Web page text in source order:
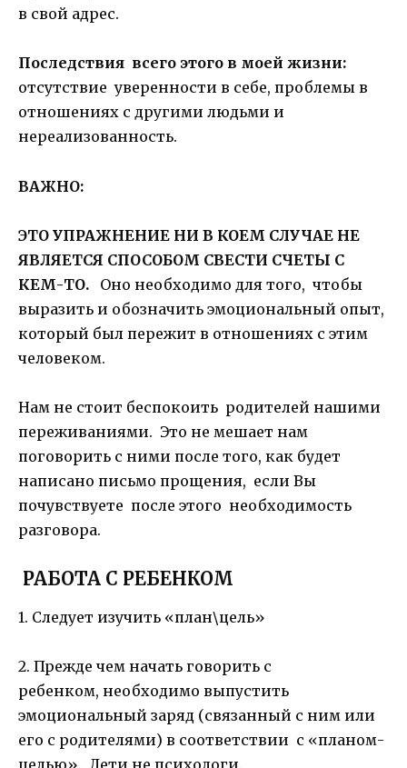
в свой адрес.
Последствия всего этого в моей жизни:
отсутствие уверенности в себе, проблемы в
отношениях с другими людьми и
нереализованность.
ВАЖНО:
ЭТО УПРАЖНЕНИЕ НИ В КОЕМ СЛУЧАЕ НЕ
ЯВЛЯЕТСЯ СПОСОБОМ СВЕСТИ СЧЕТЫ С
КЕМ-ТО. Оно необходимо для того, чтобы
выразить и обозначить эмоциональный опыт,
который был пережит в отношениях с этим
человеком.
Нам не стоит беспокоить родителей нашими
переживаниями. Это не мешает нам
поговорить с ними после того, как будет
написано письмо прощения, если Вы
почувствуете после этого необходимость
разговора.
РАБОТА С РЕБЕНКОМ
1. Следует изучить «план\цель»
2. Прежде чем начать говорить с
ребенком, необходимо выпустить
эмоциональный заряд (связанный с ним или
его с родителями) в соответствии с «планом-